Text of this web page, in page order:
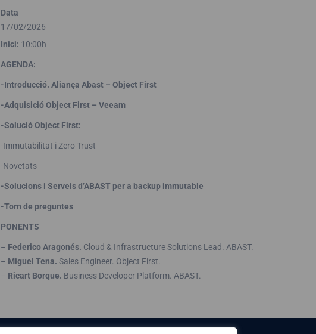
Data
17/02/2026
Inici: 10:00h
AGENDA:
-Introducció. Aliança Abast – Object First
-Adquisició Object First – Veeam
-Solució Object First:
-Immutabilitat i Zero Trust
-Novetats
-Solucions i Serveis d’ABAST per a backup immutable
-Torn de preguntes
PONENTS
– Federico Aragonés. Cloud & Infrastructure​ Solutions Lead​. ABAST.
– Miguel Tena. Sales Engineer. Object First.
– Ricart Borque. Business Developer Platform. ABAST.